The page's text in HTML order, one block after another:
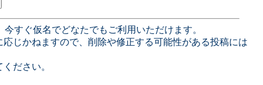
すぐ仮名でどなたでもご利用いただけます。
じかねますので、削除や修正する可能性がある投稿には
ださい。